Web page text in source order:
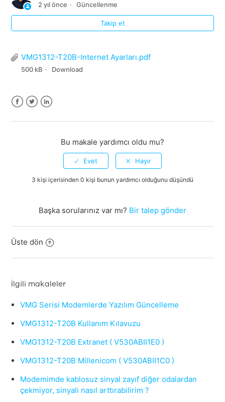
2 yıl önce Güncellenme
Takip et
VMG1312-T20B-Internet Ayarları.pdf
500 kB Download
Bu makale yardımcı oldu mu?
3 kişi içerisinden 0 kişi bunun yardımcı olduğunu düşündü
Başka sorularınız var mı? Bir talep gönder
Üste dön
İlgili makaleler
VMG Serisi Modemlerde Yazılım Güncelleme
VMG1312-T20B Kullanım Kılavuzu
VMG1312-T20B Extranet ( V530ABII1E0 )
VMG1312-T20B Millenicom ( V530ABII1C0 )
Modemimde kablosuz sinyal zayıf diğer odalardan
çekmiyor, sinyali nasıl arttırabilirim ?